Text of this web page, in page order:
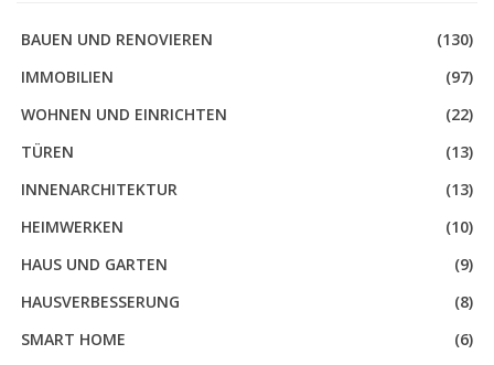
BAUEN UND RENOVIEREN
(130)
IMMOBILIEN
(97)
WOHNEN UND EINRICHTEN
(22)
TÜREN
(13)
INNENARCHITEKTUR
(13)
HEIMWERKEN
(10)
HAUS UND GARTEN
(9)
HAUSVERBESSERUNG
(8)
SMART HOME
(6)